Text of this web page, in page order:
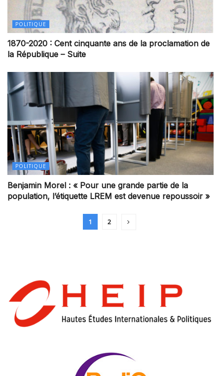
POLITIQUE
1870-2020 : Cent cinquante ans de la proclamation de
la République – Suite
POLITIQUE
Benjamin Morel : « Pour une grande partie de la
population, l’étiquette LREM est devenue repoussoir »
1 2